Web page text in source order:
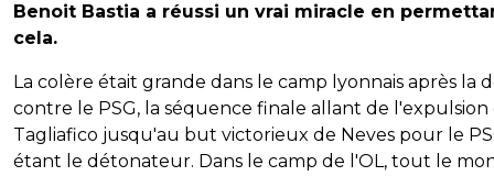
Benoit Bastia a réussi un vrai miracle en
cela.
La colère était grande dans le camp lyonnais après la
contre le PSG, la séquence finale allant de l'expulsion
Tagliafico jusqu'au but victorieux de Neves pour le
étant le détonateur. Dans le camp de l'OL, tout le